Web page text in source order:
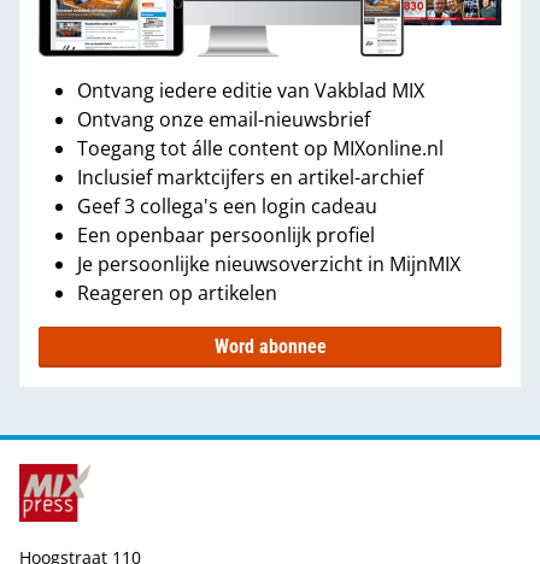
Ontvang iedere editie van Vakblad MIX
Ontvang onze email-nieuwsbrief
Toegang tot álle content op MIXonline.nl
Inclusief marktcijfers en artikel-archief
Geef 3 collega's een login cadeau
Een openbaar persoonlijk profiel
Je persoonlijke nieuwsoverzicht in MijnMIX
Reageren op artikelen
Word abonnee
Hoogstraat 110